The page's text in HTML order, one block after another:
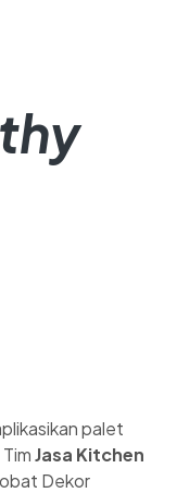
palet
TimJasa Kitchen
Dekor